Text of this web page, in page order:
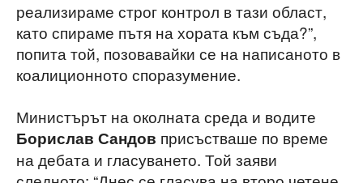
реализираме строг контрол в тази област,
като спираме пътя на хората към съда?”,
попита той, позовавайки се на написаното в
коалиционното споразумение.
Министърът на околната среда и водите
Борислав Сандов присъстваше по време
на дебата и гласуването. Той заяви